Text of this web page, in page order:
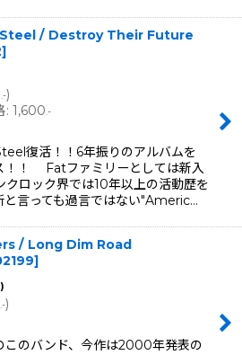
/ Destroy Their Future
]
.-)
: 1,600.-
復活！！6年振りのアルバムを
！！ Fatファミリーとしては新入
クロック界では10年以上の活動歴を
と言っても過言ではない"Americ…
/ Long Dim Road
]
.-)
このバンド、今作は2000年発表の